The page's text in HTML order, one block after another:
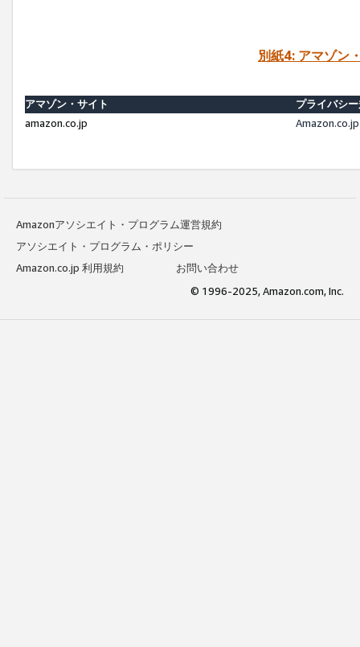
別紙4: アマゾン
アマゾン・サイト
プライバシ
amazon.co.jp
Amazonアソシエイト・プログラム運営規約
アソシエイト・プログラム・ポリシー
Amazon.co.jp 利用規約
お問い合わせ
© 1996-2025, Amazon.com, Inc.